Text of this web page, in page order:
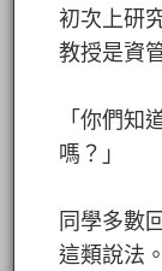
初次上研
教授是資
「你們
嗎？」
同學多數
這類說法。